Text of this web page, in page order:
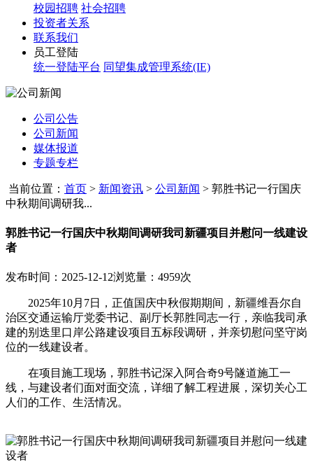
校园招聘 社会招聘
投资者关系
联系我们
员工登陆
统一登陆平台 同望集成管理系统(IE)
公司公告
公司新闻
媒体报道
专题专栏
当前位置： 首页 > 新闻资讯 > 公司新闻 > 郭胜书记一行国庆
中秋期间调研我...
郭胜书记一行国庆中秋期间调研我司新疆项目并慰问一线建设
者
发布时间：2025-12-12浏览量：4959次
2025年10月7日，正值国庆中秋假期期间，新疆维吾尔自
治区交通运输厅党委书记、副厅长郭胜同志一行，亲临我司承
建的别迭里口岸公路建设项目五标段调研，并亲切慰问坚守岗
位的一线建设者。
在项目施工现场，郭胜书记深入阿合奇9号隧道施工一
线，与建设者们面对面交流，详细了解工程进展，深切关心工
人们的工作、生活情况。